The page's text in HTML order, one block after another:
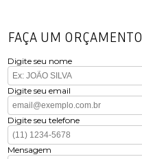
FAÇA UM ORÇAMENTO
Digite seu nome
Digite seu email
Digite seu telefone
Mensagem